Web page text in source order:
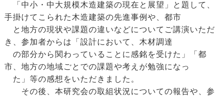
「中小・中大規模木造建築の現在と展望」と題して、
手掛けてこられた木造建築の先進事例や、都市
と地方の現状や課題の違いなどについてご講演いただ
き、参加者からは「設計において、木材調達
の部分から関わっていることに感銘を受けた」「都
市、地方の地域ごとでの課題や考えが勉強になっ
た」等の感想をいただきました。
その後、本研究会の取組状況についての報告や、参